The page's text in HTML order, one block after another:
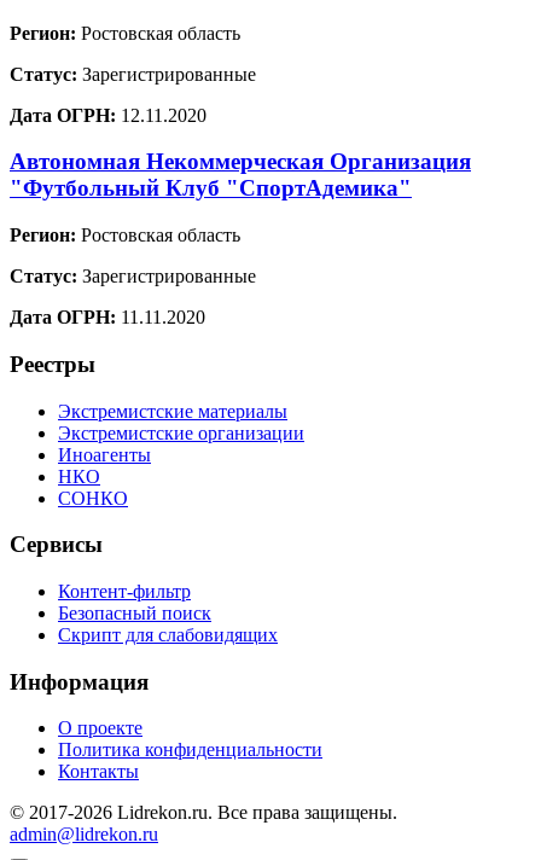
Регион: Ростовская область
Статус: Зарегистрированные
Дата ОГРН: 12.11.2020
Автономная Некоммерческая Организация
"Футбольный Клуб "СпортАдемика"
Регион: Ростовская область
Статус: Зарегистрированные
Дата ОГРН: 11.11.2020
Реестры
Экстремистские материалы
Экстремистские организации
Иноагенты
НКО
СОНКО
Сервисы
Контент-фильтр
Безопасный поиск
Скрипт для слабовидящих
Информация
О проекте
Политика конфиденциальности
Контакты
© 2017-2026 Lidrekon.ru. Все права защищены.
admin@lidrekon.ru